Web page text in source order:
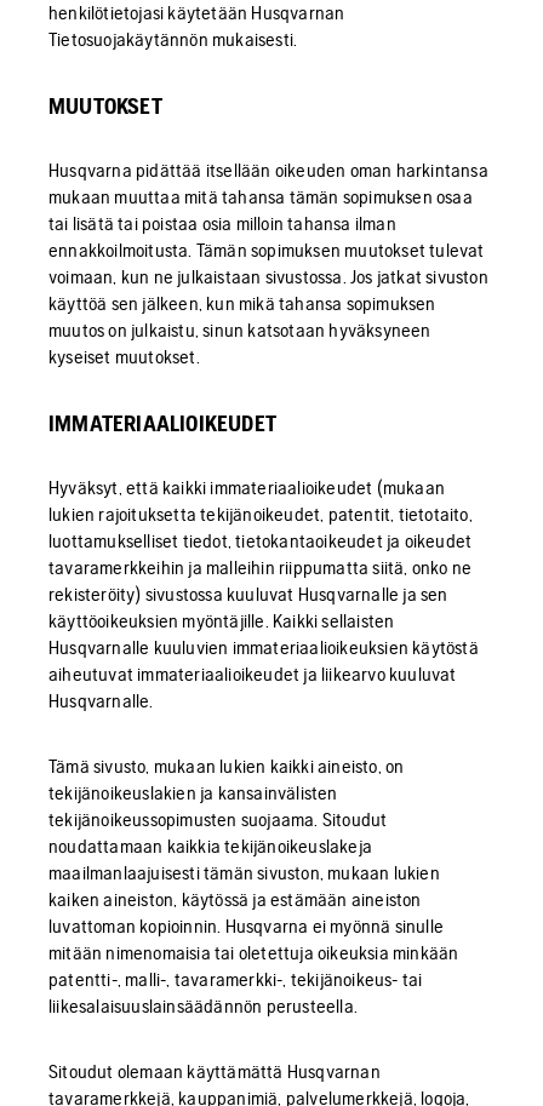
henkilötietojasi käytetään Husqvarnan
Tietosuojakäytännön mukaisesti.
MUUTOKSET
Husqvarna pidättää itsellään oikeuden oman harkintansa
mukaan muuttaa mitä tahansa tämän sopimuksen osaa
tai lisätä tai poistaa osia milloin tahansa ilman
ennakkoilmoitusta. Tämän sopimuksen muutokset tulevat
voimaan, kun ne julkaistaan sivustossa. Jos jatkat sivuston
käyttöä sen jälkeen, kun mikä tahansa sopimuksen
muutos on julkaistu, sinun katsotaan hyväksyneen
kyseiset muutokset.
IMMATERIAALIOIKEUDET
Hyväksyt, että kaikki immateriaalioikeudet (mukaan
lukien rajoituksetta tekijänoikeudet, patentit, tietotaito,
luottamukselliset tiedot, tietokantaoikeudet ja oikeudet
tavaramerkkeihin ja malleihin riippumatta siitä, onko ne
rekisteröity) sivustossa kuuluvat Husqvarnalle ja sen
käyttöoikeuksien myöntäjille. Kaikki sellaisten
Husqvarnalle kuuluvien immateriaalioikeuksien käytöstä
aiheutuvat immateriaalioikeudet ja liikearvo kuuluvat
Husqvarnalle.
Tämä sivusto, mukaan lukien kaikki aineisto, on
tekijänoikeuslakien ja kansainvälisten
tekijänoikeussopimusten suojaama. Sitoudut
noudattamaan kaikkia tekijänoikeuslakeja
maailmanlaajuisesti tämän sivuston, mukaan lukien
kaiken aineiston, käytössä ja estämään aineiston
luvattoman kopioinnin. Husqvarna ei myönnä sinulle
mitään nimenomaisia tai oletettuja oikeuksia minkään
patentti-, malli-, tavaramerkki-, tekijänoikeus- tai
liikesalaisuuslainsäädännön perusteella.
Sitoudut olemaan käyttämättä Husqvarnan
tavaramerkkejä, kauppanimiä, palvelumerkkejä, logoja,